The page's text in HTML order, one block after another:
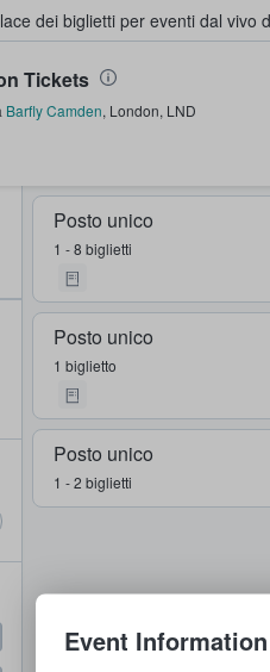
dei biglietti per eventi dal vivo
fan comprano e
Tickets
Barfly Camden, London, LND
Posto unico
1 - 8 biglietti
Posto unico
1 biglietto
Posto unico
1 - 2 biglietti
Event Information